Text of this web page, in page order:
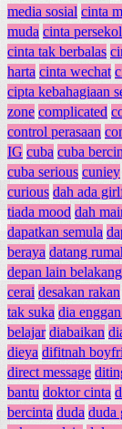
media sosial cinta
muda cinta
cinta tak berbalas
harta cinta wechat
cipta kebahagiaan
zone complicated
control perasaan
IG cuba cuba
cuba serious cuniey
curious dah ada
tiada mood dah
dapatkan semula
beraya datang
depan lain
cerai desakan rakan
tak suka dia
belajar diabaikan
dieya difitnah
direct message
bantu doktor cinta
bercinta duda duda